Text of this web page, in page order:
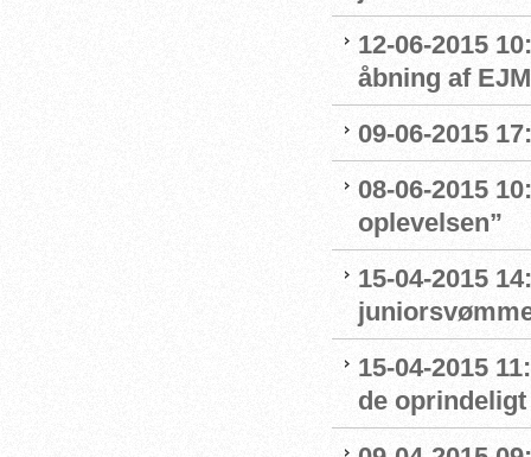
12-06-2015
åbning af EJM
09-06-2015
08-06-2015
oplevelsen”
15-04-2015
15-04-2015
de